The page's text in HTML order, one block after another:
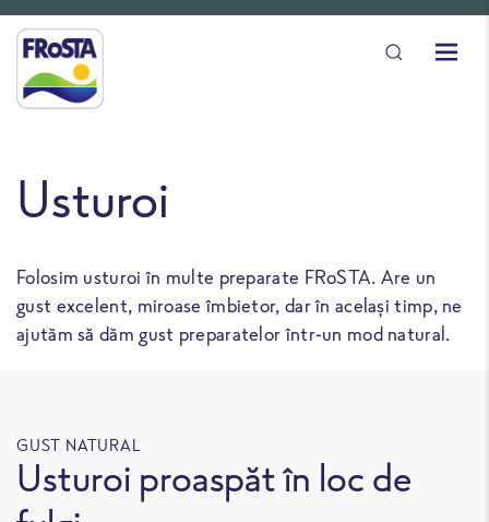
Usturoi
Folosim usturoi în multe preparate FRoSTA. Are un
gust excelent, miroase îmbietor, dar în același timp, ne
ajutăm să dăm gust preparatelor într-un mod natural.
GUST NATURAL
Usturoi proaspăt în loc de